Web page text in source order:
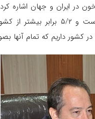
ازای هر ۱۰۰۰ نفر اعلام کردند